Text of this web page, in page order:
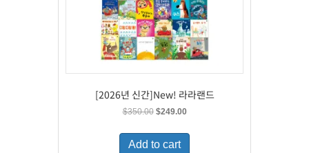
[2026년 신간]New! 라라랜드
$350.00 Original
was:
$350.00.
$249.00Current
is:
Add to cart